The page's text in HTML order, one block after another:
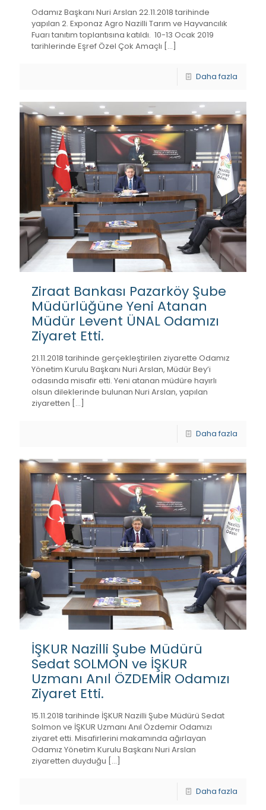
Odamız Başkanı Nuri Arslan 22.11.2018 tarihinde
yapılan 2. Exponaz Agro Nazilli Tarım ve Hayvancılık
Fuarı tanıtım toplantısına katıldı. 10-13 Ocak 2019
tarihlerinde Eşref Özel Çok Amaçlı […]
Daha fazla
Ziraat Bankası Pazarköy Şube
Müdürlüğüne Yeni Atanan
Müdür Levent ÜNAL Odamızı
Ziyaret Etti.
21.11.2018 tarihinde gerçekleştirilen ziyarette Odamız
Yönetim Kurulu Başkanı Nuri Arslan, Müdür Bey’i
odasında misafir etti. Yeni atanan müdüre hayırlı
olsun dileklerinde bulunan Nuri Arslan, yapılan
ziyaretten […]
Daha fazla
İŞKUR Nazilli Şube Müdürü
Sedat SOLMON ve İŞKUR
Uzmanı Anıl ÖZDEMİR Odamızı
Ziyaret Etti.
15.11.2018 tarihinde İŞKUR Nazilli Şube Müdürü Sedat
Solmon ve İŞKUR Uzmanı Anıl Özdemir Odamızı
ziyaret etti. Misafirlerini makamında ağırlayan
Odamız Yönetim Kurulu Başkanı Nuri Arslan
ziyaretten duyduğu […]
Daha fazla